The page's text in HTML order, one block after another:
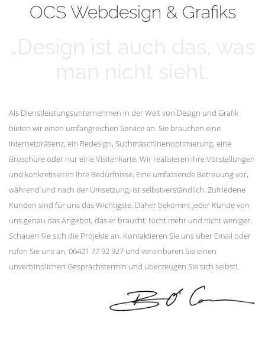
OCS Webdesign & Grafiks
Als Dienstleistungsunternehmen in der Welt von Design und Grafik
bieten wir einen umfangreichen Service an. Sie brauchen eine
Internetpräsenz, ein Redesign, Suchmaschinenoptimierung, eine
Broschüre oder nur eine Visitenkarte. Wir realisieren Ihre Vorstellungen
und konkretisieren Ihre Bedürfnisse. Eine umfassende Betreuung vor,
während und nach der Umsetzung, ist selbstverständlich. Zufriedene
Kunden sind für uns das Wichtigste. Daher bekommt jeder Kunde von
uns genau das Angebot, das er braucht. Nicht mehr und nicht weniger.
Schauen Sie sich die Projekte an. Kontaktieren Sie uns über Email oder
rufen Sie uns an, 06421 77 92 927 und vereinbaren Sie einen
unverbindlichen Gesprächstermin und überzeugen Sie sich selbst!.